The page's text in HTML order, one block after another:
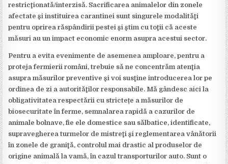
restricţionată/interzisă. Sacrificarea animalelor din zonele
afectate şi instituirea carantinei sunt singurele modalităţi
pentru oprirea răspândirii pestei şi ştim cu toţii că aceste
măsuri au un impact economic enorm asupra acestui sector.
Pentru a evita evenimente de asemenea amploare, pentru a
proteja fermierii români, trebuie să ne concentrăm atenţia
asupra măsurilor preventive şi voi susţine introducerea lor pe
ordinea de zi a autorităţilor responsabile. Mă gândesc aici la
obligativitatea respectării cu strictețe a măsurilor de
biosecuritate în ferme, semnalarea rapidă a cazurilor de
animale bolnave, fie ele domestice sau sălbatice, identificate,
supravegherea turmelor de mistreţi şi reglementarea vânătorii
în zonele de graniţă, controlul mai drastic al produselor de
origine animală la vamă, în cazul transporturilor auto. Sunt o